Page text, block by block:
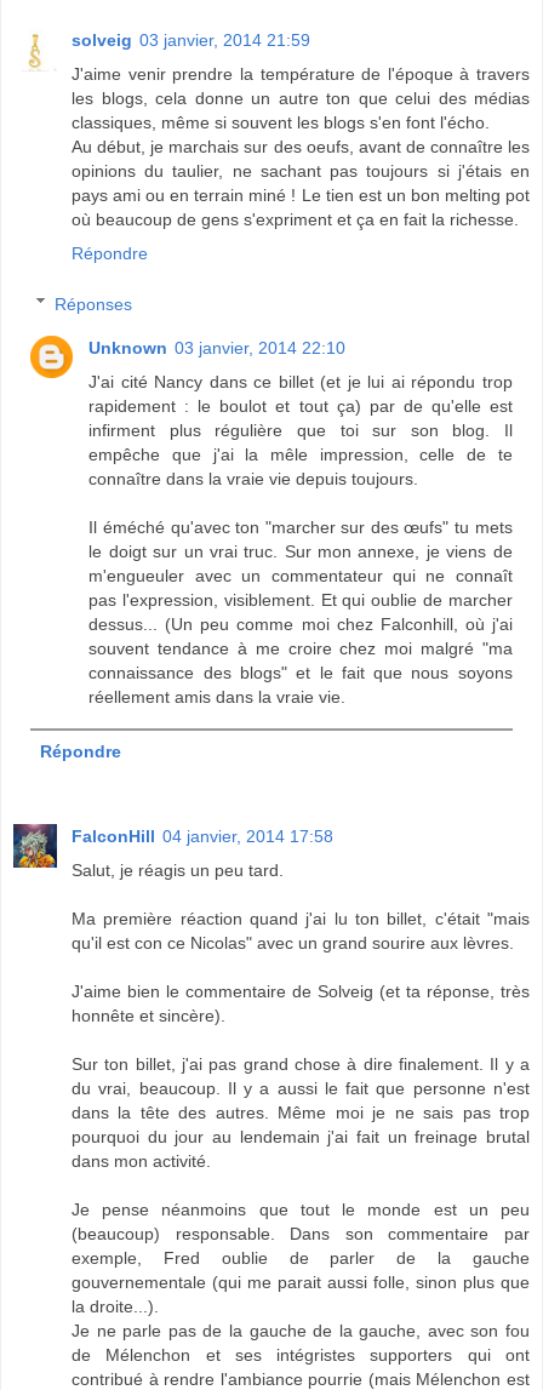
solveig 03 janvier, 2014 21:59
J'aime venir prendre la température de l'époque à travers
les blogs, cela donne un autre ton que celui des médias
classiques, même si souvent les blogs s'en font l'écho.
Au début, je marchais sur des oeufs, avant de connaître les
opinions du taulier, ne sachant pas toujours si j'étais en
pays ami ou en terrain miné ! Le tien est un bon melting pot
où beaucoup de gens s'expriment et ça en fait la richesse.
Répondre
Réponses
Unknown 03 janvier, 2014 22:10
J'ai cité Nancy dans ce billet (et je lui ai répondu trop
rapidement : le boulot et tout ça) par de qu'elle est
infirment plus régulière que toi sur son blog. Il
empêche que j'ai la mêle impression, celle de te
connaître dans la vraie vie depuis toujours.
Il éméché qu'avec ton "marcher sur des œufs" tu mets
le doigt sur un vrai truc. Sur mon annexe, je viens de
m'engueuler avec un commentateur qui ne connaît
pas l'expression, visiblement. Et qui oublie de marcher
dessus... (Un peu comme moi chez Falconhill, où j'ai
souvent tendance à me croire chez moi malgré "ma
connaissance des blogs" et le fait que nous soyons
réellement amis dans la vraie vie.
Répondre
FalconHill 04 janvier, 2014 17:58
Salut, je réagis un peu tard.
Ma première réaction quand j'ai lu ton billet, c'était "mais
qu'il est con ce Nicolas" avec un grand sourire aux lèvres.
J'aime bien le commentaire de Solveig (et ta réponse, très
honnête et sincère).
Sur ton billet, j'ai pas grand chose à dire finalement. Il y a
du vrai, beaucoup. Il y a aussi le fait que personne n'est
dans la tête des autres. Même moi je ne sais pas trop
pourquoi du jour au lendemain j'ai fait un freinage brutal
dans mon activité.
Je pense néanmoins que tout le monde est un peu
(beaucoup) responsable. Dans son commentaire par
exemple, Fred oublie de parler de la gauche
gouvernementale (qui me parait aussi folle, sinon plus que
la droite...).
Je ne parle pas de la gauche de la gauche, avec son fou
de Mélenchon et ses intégristes supporters qui ont
contribué à rendre l'ambiance pourrie (mais Mélenchon est